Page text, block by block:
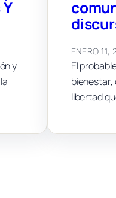
y
ENERO 11,
El
bienestar,
libertad